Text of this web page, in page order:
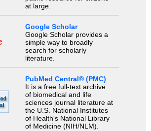
at large.
Google Scholar
Google Scholar provides a
simple way to broadly
search for scholarly
literature.
PubMed Central® (PMC)
It is a free full-text archive
of biomedical and life
sciences journal literature at
the U.S. National Institutes
of Health's National Library
of Medicine (NIH/NLM).